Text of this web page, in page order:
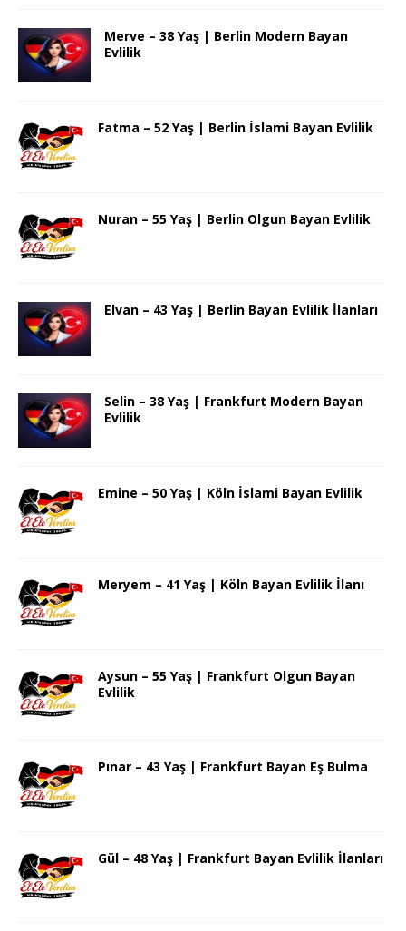
Merve – 38 Yaş | Berlin Modern Bayan
Evlilik
Fatma – 52 Yaş | Berlin İslami Bayan Evlilik
Nuran – 55 Yaş | Berlin Olgun Bayan Evlilik
Elvan – 43 Yaş | Berlin Bayan Evlilik İlanları
Selin – 38 Yaş | Frankfurt Modern Bayan
Evlilik
Emine – 50 Yaş | Köln İslami Bayan Evlilik
Meryem – 41 Yaş | Köln Bayan Evlilik İlanı
Aysun – 55 Yaş | Frankfurt Olgun Bayan
Evlilik
Pınar – 43 Yaş | Frankfurt Bayan Eş Bulma
Gül – 48 Yaş | Frankfurt Bayan Evlilik İlanları